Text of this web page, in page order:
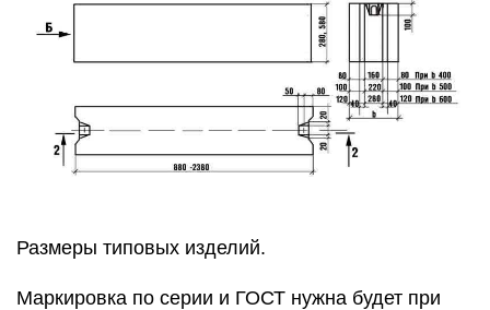
Размеры типовых изделий.
Маркировка по серии и ГОСТ нужна будет при